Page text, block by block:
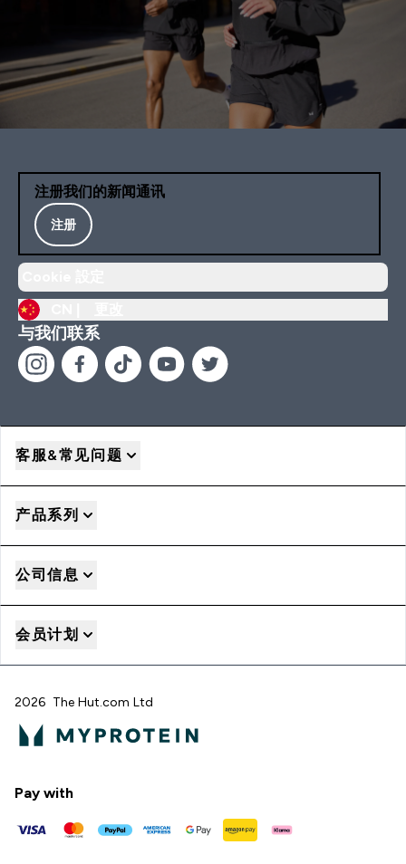
注册我们的新闻通讯
注册
与我们联系
客服&常见问题
产品系列
公司信息
会员计划
2026 The Hut.com Ltd
Pay with